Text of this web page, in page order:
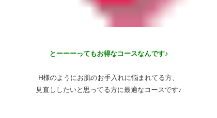
とーーーってもお得なコースなんです♪
H様のようにお肌のお手入れに悩まれてる方、
見直ししたいと思ってる方に最適なコースです♪